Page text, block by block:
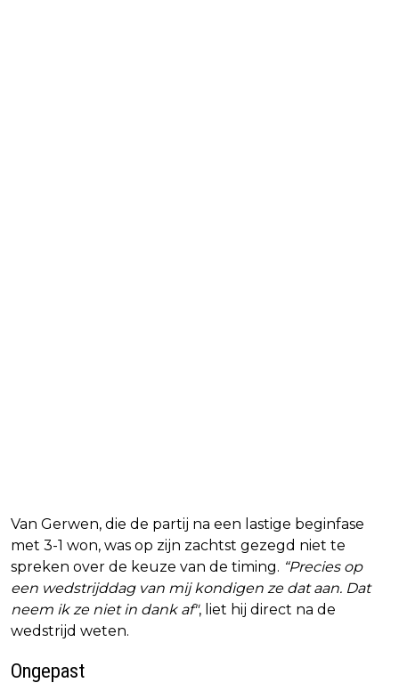
Van Gerwen, die de partij na een lastige beginfase
met 3-1 won, was op zijn zachtst gezegd niet te
spreken over de keuze van de timing. “Precies op
een wedstrijddag van mij kondigen ze dat aan. Dat
neem ik ze niet in dank af", liet hij direct na de
wedstrijd weten.
Ongepast